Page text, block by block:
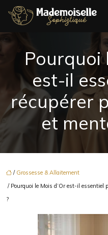
Pourquoi
est-il
récupérer
et
/ Grossesse & Allaitement
/ Pourquoi le Mois d’Or est-il
?